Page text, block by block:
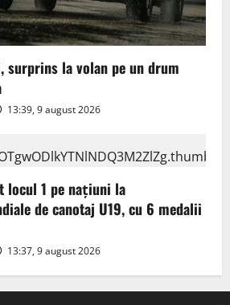
surprins la volan pe un drum
13:39, 9 august 2026
locul 1 pe naţiuni la
de canotaj U19, cu 6 medalii
13:37, 9 august 2026